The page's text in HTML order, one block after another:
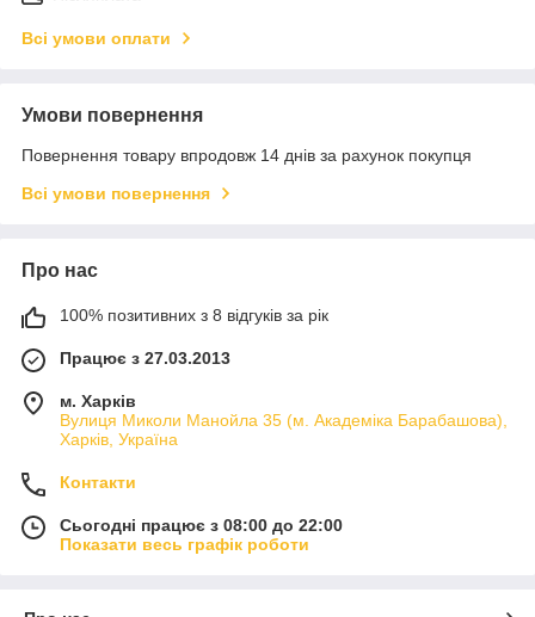
Всі умови оплати
Умови повернення
Повернення товару впродовж 14 днів за рахунок покупця
Всі умови повернення
Про нас
100% позитивних з 8 відгуків за рік
Працює з 27.03.2013
м. Харків
Вулиця Миколи Манойла 35 (м. Академіка Барабашова),
Харків, Україна
Контакти
Сьогодні працює з 08:00 до 22:00
Показати весь графік роботи